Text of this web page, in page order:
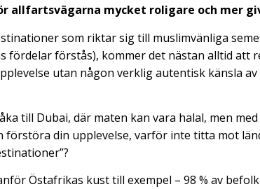
allfartsvägarna mycket roligare och mer
som riktar sig till muslimvänliga
fördelar förstås), kommer det nästan alltid att
utan någon verklig autentisk känsla
till Dubai, där maten kan vara halal, men
förstöra din upplevelse, varför inte titta mot
Östafrikas kust till exempel – 98 % av